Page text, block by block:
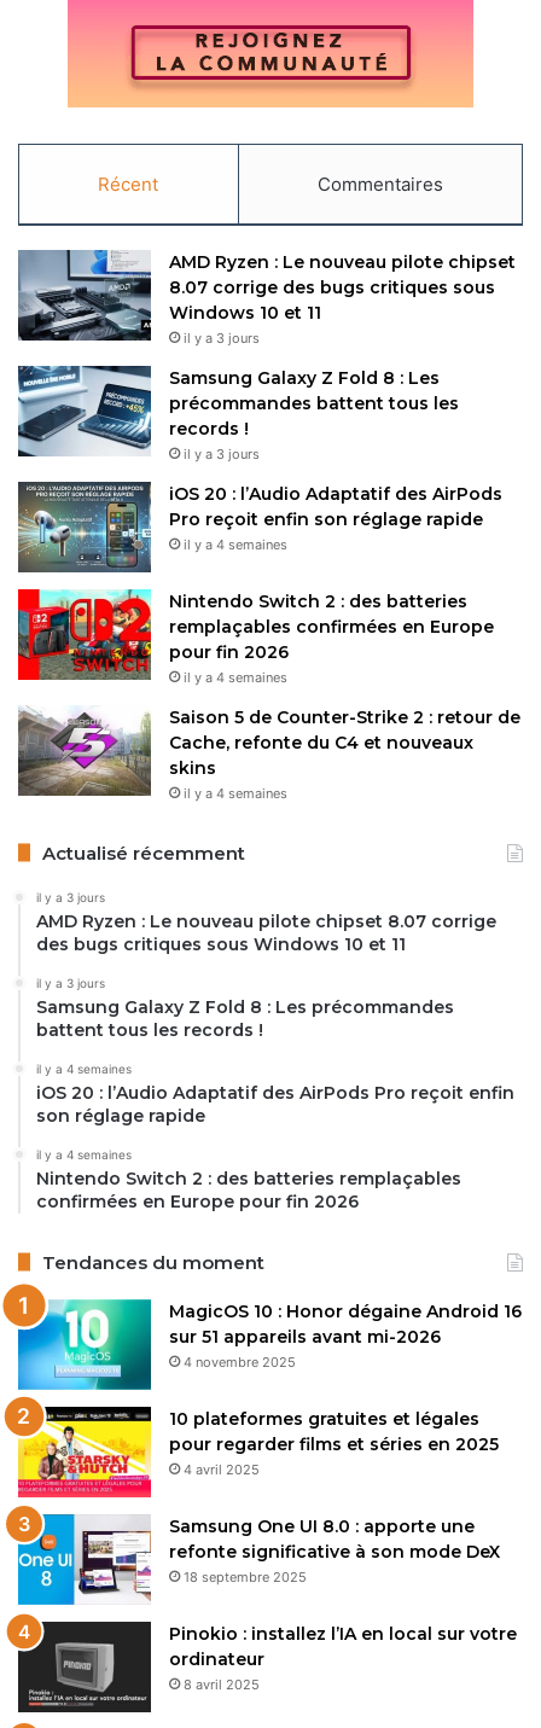
Restez connecté via Google News
Suivez-nous pour les dernières mises à jour et guides.
OnePlus
Récent Commentaires
AMD Ryzen : Le nouveau pilote chipset
8.07 corrige des bugs critiques sous
Windows 10 et 11
il y a 3 jours
Samsung Galaxy Z Fold 8 : Les
précommandes battent tous les
records !
il y a 3 jours
iOS 20 : l’Audio Adaptatif des AirPods
Pro reçoit enfin son réglage rapide
il y a 4 semaines
Nintendo Switch 2 : des batteries
remplaçables confirmées en Europe
pour fin 2026
il y a 4 semaines
Saison 5 de Counter-Strike 2 : retour de
Cache, refonte du C4 et nouveaux
skins
il y a 4 semaines
Actualisé récemment
il y a 3 jours
AMD Ryzen : Le nouveau pilote chipset 8.07 corrige
des bugs critiques sous Windows 10 et 11
il y a 3 jours
Samsung Galaxy Z Fold 8 : Les précommandes
battent tous les records !
il y a 4 semaines
iOS 20 : l’Audio Adaptatif des AirPods Pro reçoit enfin
son réglage rapide
il y a 4 semaines
Nintendo Switch 2 : des batteries remplaçables
confirmées en Europe pour fin 2026
Tendances du moment
MagicOS 10 : Honor dégaine Android 16
sur 51 appareils avant mi-2026
4 novembre 2025
10 plateformes gratuites et légales
pour regarder films et séries en 2025
4 avril 2025
Samsung One UI 8.0 : apporte une
refonte significative à son mode DeX
18 septembre 2025
Pinokio : installez l’IA en local sur votre
ordinateur
8 avril 2025